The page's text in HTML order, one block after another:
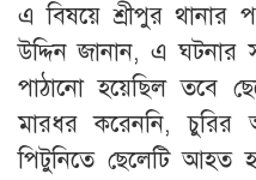
এ বিষয়ে শ্রীপুর থানার
উদ্দিন জানান, এ ঘটনার
পাঠানো হয়েছিল তবে
মারধর করেননি, চুরির
পিটুনিতে ছেলেটি আহত